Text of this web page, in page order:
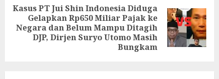
Next
post:
Kasus PT Jui Shin Indonesia Diduga
Gelapkan Rp650 Miliar Pajak ke
Negara dan Belum Mampu Ditagih
DJP, Dirjen Suryo Utomo Masih
Bungkam